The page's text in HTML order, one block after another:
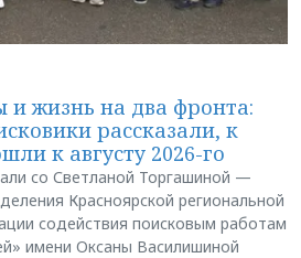
и жизнь на два фронта:
рассказали, к
к августу 2026-го
со Светланой Торгашиной —
Красноярской региональной
содействия поисковым работам
имени Оксаны Василишиной